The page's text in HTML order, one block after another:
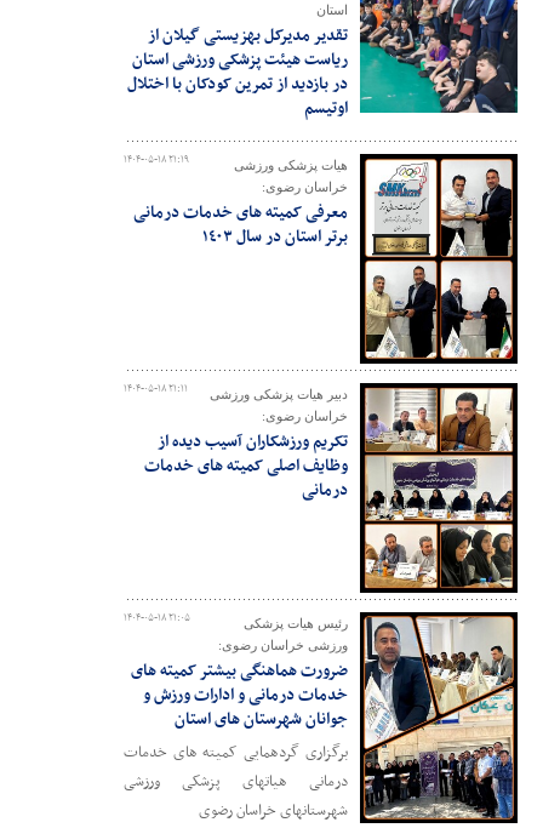
استان
تقدیر مدیرکل بهزیستی گیلان از
ریاست هیئت پزشکی ورزشی استان
در بازدید از تمرین کودکان با اختلال
اوتیسم
۱۴۰۴-۰۵-۱۸ ۲۱:۱۹
هیات پزشکی ورزشی
خراسان رضوی:
معرفی کمیته های خدمات درمانی
برتر استان در سال ١٤٠٣
۱۴۰۴-۰۵-۱۸ ۲۱:۱۱
دبیر هیات پزشکی ورزشی
خراسان رضوی:
تکریم ورزشکاران آسیب دیده از
وظایف اصلی کمیته های خدمات
درمانی
۱۴۰۴-۰۵-۱۸ ۲۱:۰۵
رئیس هیات پزشکی
ورزشی خراسان رضوی:
ضرورت هماهنگی بیشتر کمیته های
خدمات درمانی و ادارات ورزش و
جوانان شهرستان های استان
برگزاری گردهمایی کمیته های خدمات
درمانی هیاتهای پزشکی ورزشی
شهرستانهای خراسان رضوی